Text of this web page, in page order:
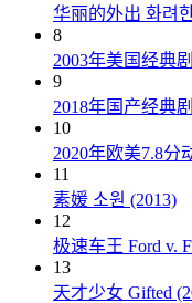
华丽的外出 화려
8
2003年美国经典
9
2018年国产经典
10
2020年欧美7.8分
11
素媛 소원 (2013)
12
极速车王 Ford v.
13
天才少女 Gifted